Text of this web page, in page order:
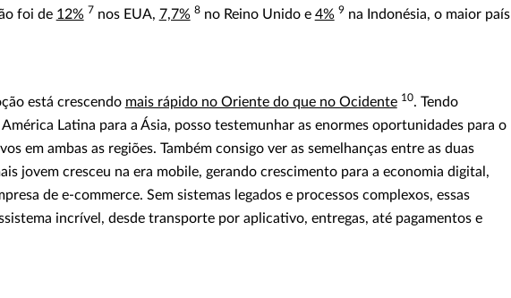
foi de 12% 7 nos EUA, 7,7% 8no Reino Unido e 4% 9 na Indonésia, o maior país
está crescendo mais rápido no Oriente do que no Ocidente 10. Tendo
Latina para a Ásia, posso testemunhar as enormes oportunidades para o
em ambas as regiões. Também consigo ver as semelhanças entre as duas
jovem cresceu na era mobile, gerando crescimento para a economia digital,
de e-commerce. Sem sistemas legados e processos complexos, essas
incrível, desde transporte por aplicativo, entregas, até pagamentos e